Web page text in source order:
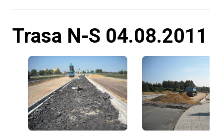
Trasa N-S 04.08.2011